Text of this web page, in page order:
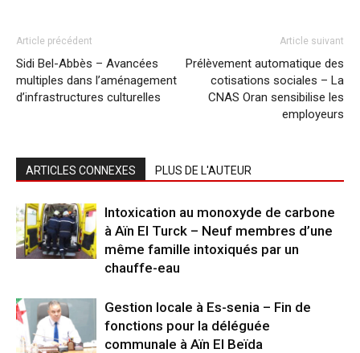
Article précédent
Sidi Bel-Abbès – Avancées
multiples dans l’aménagement
d’infrastructures culturelles
Article suivant
Prélèvement automatique des
cotisations sociales – La
CNAS Oran sensibilise les
employeurs
ARTICLES CONNEXES PLUS DE L'AUTEUR
Intoxication au monoxyde de carbone
à Aïn El Turck – Neuf membres d’une
même famille intoxiqués par un
chauffe-eau
Gestion locale à Es-senia – Fin de
fonctions pour la déléguée
communale à Aïn El Beïda